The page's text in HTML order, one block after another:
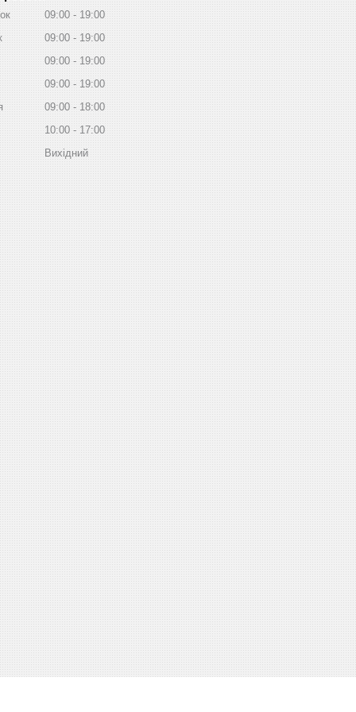
09:00
19:00
09:00
19:00
09:00
19:00
09:00
19:00
09:00
18:00
10:00
17:00
Вихідний